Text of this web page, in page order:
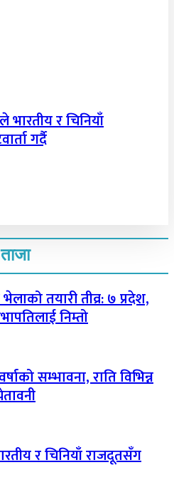
भारतीय र चिनियाँ
गर्दै
ताजा
तयारी तीव्र: ७ प्रदेश,
निम्तो
सम्भावना, राति विभिन्न
र चिनियाँ राजदूतसँग